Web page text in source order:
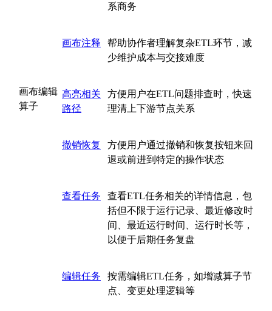
系商务
画布编辑
算子
画布注释
帮助协作者理解复杂ETL环节，减
少维护成本与交接难度
高亮相关
路径
方便用户在ETL问题排查时，快速
理清上下游节点关系
撤销恢复
方便用户通过撤销和恢复按钮来回
退或前进到特定的操作状态
查看任务
查看ETL任务相关的详情信息，包
括但不限于运行记录、最近修改时
间、最近运行时间、运行时长等，
以便于后期任务复盘
编辑任务
按需编辑ETL任务，如增减算子节
点、变更处理逻辑等